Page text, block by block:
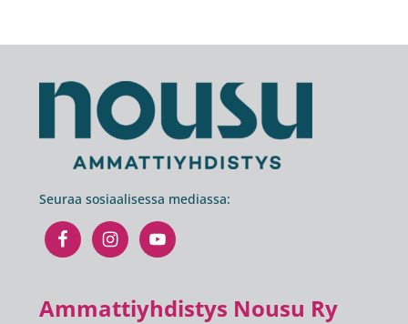
Footer
Seuraa sosiaalisessa mediassa:
Ammattiyhdistys Nousu Ry